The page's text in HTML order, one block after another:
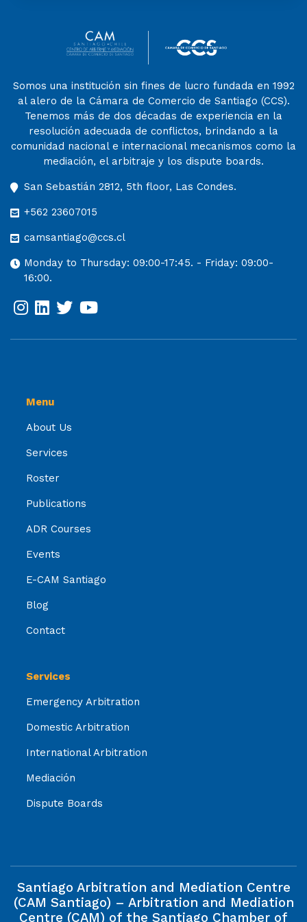
Somos una institución sin fines de lucro fundada en 1992
al alero de la Cámara de Comercio de Santiago (CCS).
Tenemos más de dos décadas de experiencia en la
resolución adecuada de conflictos, brindando a la
comunidad nacional e internacional mecanismos como la
mediación, el arbitraje y los dispute boards.
San Sebastián 2812, 5th floor, Las Condes.
+562 23607015
camsantiago@ccs.cl
Monday to Thursday: 09:00-17:45. - Friday: 09:00-
16:00.
Menu
About Us
Services
Roster
Publications
ADR Courses
Events
E-CAM Santiago
Blog
Contact
Services
Emergency Arbitration
Domestic Arbitration
International Arbitration
Mediación
Dispute Boards
Santiago Arbitration and Mediation Centre
(CAM Santiago) – Arbitration and Mediation
Centre (CAM) of the Santiago Chamber of